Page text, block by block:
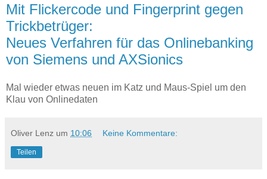
Mit Flickercode und Fingerprint gegen
Trickbetrüger:
Neues Verfahren für das Onlinebanking
von Siemens und AXSionics
Mal wieder etwas neuen im Katz und Maus-Spiel um den
Klau von Onlinedaten
Oliver Lenz um 10:06 Keine Kommentare:
Teilen